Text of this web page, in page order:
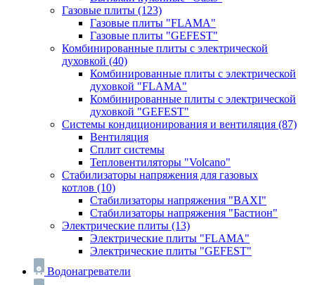
Газовые плиты (123)
Газовые плиты "FLAMA"
Газовые плиты "GEFEST"
Комбинированные плиты с электрической
духовкой (40)
Комбинированные плиты с электрической
духовкой "FLAMA"
Комбинированные плиты с электрической
духовкой "GEFEST"
Системы кондиционирования и вентиляция (87)
Вентиляция
Сплит системы
Тепловентиляторы "Volcano"
Стабилизаторы напряжения для газовых
котлов (10)
Стабилизаторы напряжения "BAXI"
Стабилизаторы напряжения "Бастион"
Электрические плиты (13)
Электрические плиты "FLAMA"
Электрические плиты "GEFEST"
Водонагреватели